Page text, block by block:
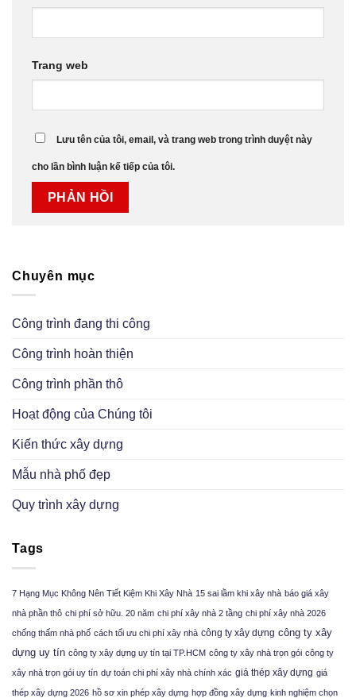
Trang web
Lưu tên của tôi, email, và trang web trong trình duyệt này
cho lần bình luận kế tiếp của tôi.
Chuyên mục
Công trình đang thi công
Công trình hoàn thiện
Công trình phần thô
Hoạt động của Chúng tôi
Kiến thức xây dựng
Mẫu nhà phố đẹp
Quy trình xây dựng
Tags
7 Hạng Mục Không Nên Tiết Kiệm Khi Xây Nhà 15 sai lầm khi xây nhà báo giá xây
nhà phần thô chi phí sở hữu. 20 năm chi phí xây nhà 2 tầng chi phí xây nhà 2026
chống thấm nhà phố cách tối ưu chi phí xây nhà công ty xây dựng công ty xây
dựng uy tín công ty xây dựng uy tín tại TP.HCM công ty xây nhà trọn gói công ty
xây nhà trọn gói uy tín dự toán chi phí xây nhà chính xác giá thép xây dựng giá
thép xây dựng 2026 hồ sơ xin phép xây dựng hợp đồng xây dựng kinh nghiệm chọn